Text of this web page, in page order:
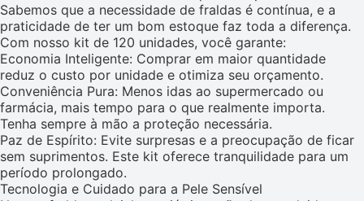
Sabemos que a necessidade de fraldas é contínua, e a
praticidade de ter um bom estoque faz toda a diferença.
Com nosso kit de 120 unidades, você garante:
Economia Inteligente: Comprar em maior quantidade
reduz o custo por unidade e otimiza seu orçamento.
Conveniência Pura: Menos idas ao supermercado ou
farmácia, mais tempo para o que realmente importa.
Tenha sempre à mão a proteção necessária.
Paz de Espírito: Evite surpresas e a preocupação de ficar
sem suprimentos. Este kit oferece tranquilidade para um
período prolongado.
Tecnologia e Cuidado para a Pele Sensível